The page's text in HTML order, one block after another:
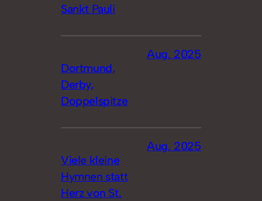
Sankt Pauli
Dortmund,
Derby,
Doppelspitze
Aug. 2025
Viele kleine
Hymnen statt
Herz von St.
Aug. 2025